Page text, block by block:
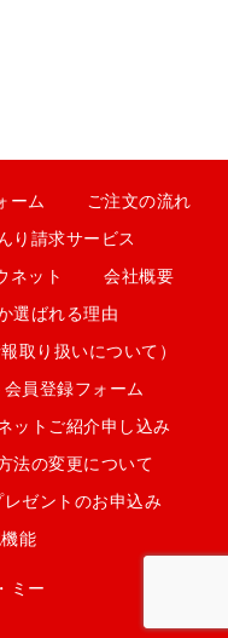
ーム ご注文の流れ
り請求サービス
ネット 会社概要
選ばれる理由
取り扱いについて）
員登録フォーム
ットご紹介申し込み
法の変更について
レゼントのお申込み
能
ミー